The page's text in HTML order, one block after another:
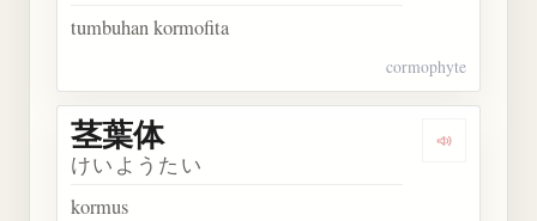
tumbuhan kormofita
cormophyte
Dengarkan
茎葉体
けいようたい
kormus